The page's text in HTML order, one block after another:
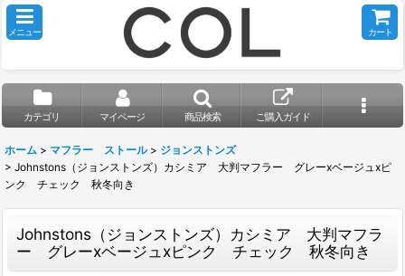
メニュー カート
カテゴリ マイページ 商品検索 ご購入ガイド
ホーム > マフラー ストール > ジョンストンズ
> Johnstons（ジョンストンズ）カシミア 大判マフラー グレーxベージュxピ
ンク チェック 秋冬向き
Johnstons（ジョンストンズ）カシミア 大判マフラ
ー グレーxベージュxピンク チェック 秋冬向き